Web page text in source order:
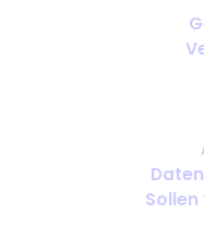
Melden
unseren
erhalten